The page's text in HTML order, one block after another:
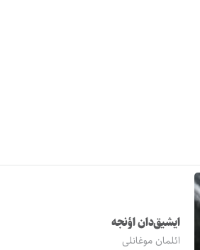
ایشیق‌دان اؤنجه
ائلمان موغانلی